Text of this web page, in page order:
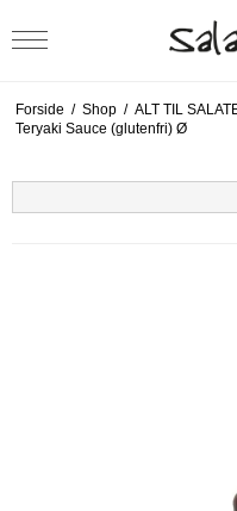
Forside / Shop / ALT TIL
Teryaki Sauce (glutenfri) Ø